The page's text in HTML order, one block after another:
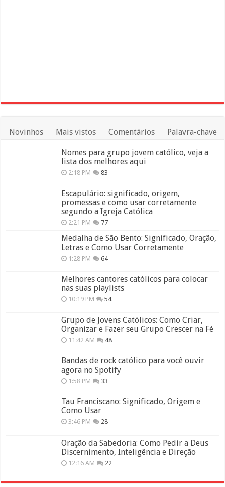
Novinhos Mais vistos Comentários Palavra-chave
Nomes para grupo jovem católico, veja a
lista dos melhores aqui
2:18 PM 83
Escapulário: significado, origem,
promessas e como usar corretamente
segundo a Igreja Católica
2:21 PM 77
Medalha de São Bento: Significado, Oração,
Letras e Como Usar Corretamente
1:28 PM 64
Melhores cantores católicos para colocar
nas suas playlists
10:19 PM 54
Grupo de Jovens Católicos: Como Criar,
Organizar e Fazer seu Grupo Crescer na Fé
11:42 AM 48
Bandas de rock católico para você ouvir
agora no Spotify
1:58 PM 33
Tau Franciscano: Significado, Origem e
Como Usar
3:46 PM 28
Oração da Sabedoria: Como Pedir a Deus
Discernimento, Inteligência e Direção
12:16 AM 22